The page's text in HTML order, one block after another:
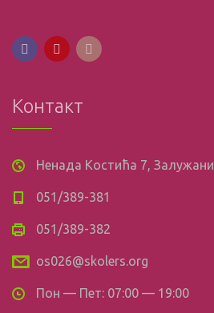
Контакт
Ненада Костића 7, Залужани
051/389-381
051/389-382
os026@skolers.org
Пон — Пет: 07:00 — 19:00